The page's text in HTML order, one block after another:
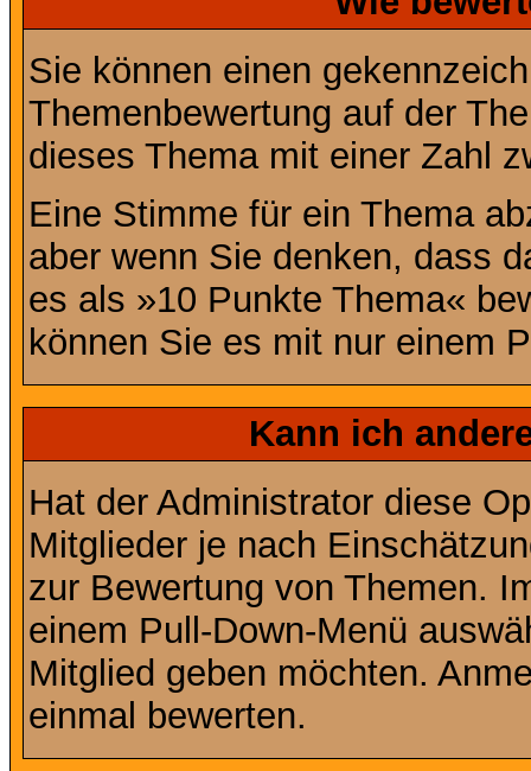
Sie können einen
Themenbewertung auf der
dieses Thema mit einer Zahl
Eine Stimme für ein Thema
aber wenn Sie denken, dass
es als »10 Punkte Thema«
können Sie es mit nur einem
Kann ich
Hat der Administrator diese
Mitglieder je nach
zur Bewertung von Themen.
einem Pull-Down-Menü
Mitglied geben möchten.
einmal bewerten.